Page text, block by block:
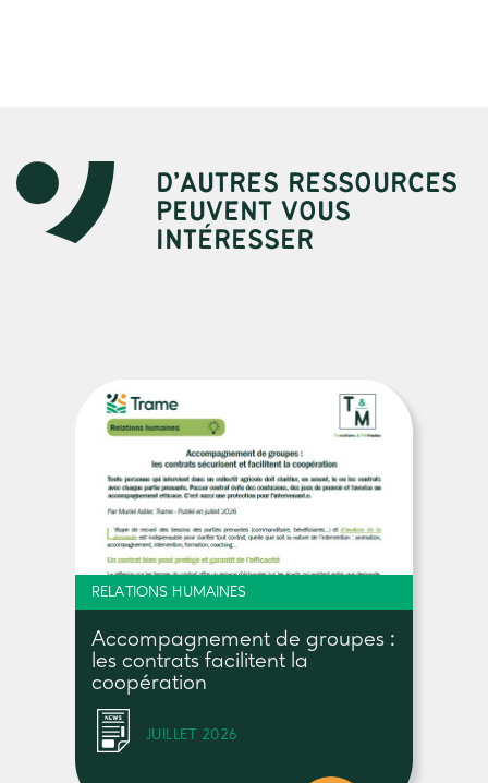
D’AUTRES RESSOURCES
PEUVENT VOUS
INTÉRESSER
RELATIONS HUMAINES
Accompagnement de groupes :
les contrats facilitent la
coopération
JUILLET 2026